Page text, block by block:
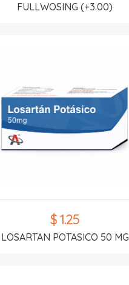
FULLWOSING (+3.00)
$ 1.25
LOSARTAN POTASICO 50 MG